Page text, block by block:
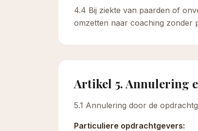
4.4 Bij ziekte van paarden of
omzetten naar coaching zonder
Artikel 5. Annulering
5.1 Annulering door de
Particuliere opdrachtgevers: